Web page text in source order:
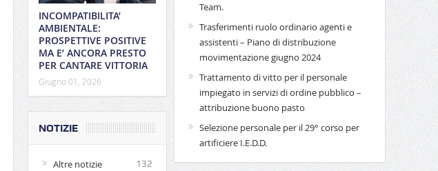
INCOMPATIBILITA’
AMBIENTALE:
PROSPETTIVE POSITIVE
MA E’ ANCORA PRESTO
PER CANTARE VITTORIA
Giugno 01, 2026
NOTIZIE
Altre notizie 132
Team.
Trasferimenti ruolo ordinario agenti e
assistenti – Piano di distribuzione
movimentazione giugno 2024
Trattamento di vitto per il personale
impiegato in servizi di ordine pubblico –
attribuzione buono pasto
Selezione personale per il 29° corso per
artificiere I.E.D.D.